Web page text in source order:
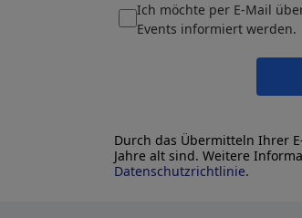
Ich möchte per E-Mail
Events informiert werden.
Durch das Übermitteln Ihrer
Jahre alt sind. Weitere
Datenschutzrichtlinie.